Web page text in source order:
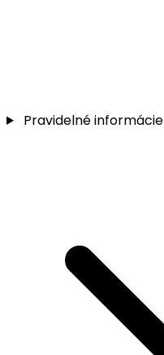
Pravidelné informácie